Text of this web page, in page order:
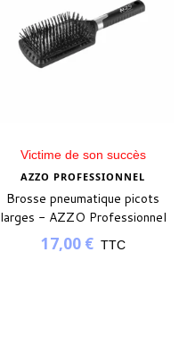
Victime de son succès
AZZO PROFESSIONNEL
Brosse pneumatique picots
larges - AZZO Professionnel
17,00 € TTC